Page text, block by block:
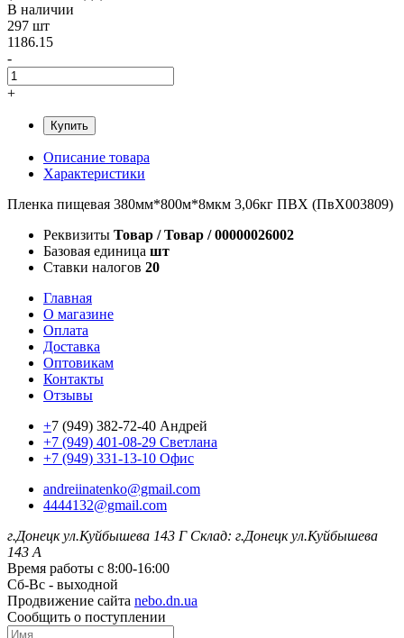
В наличии
297 шт
1186.15
-
+
Купить
Описание товара
Характеристики
Пленка пищевая 380мм*800м*8мкм 3,06кг ПВХ (ПвХ003809)
Реквизиты Товар / Товар / 00000026002
Базовая единица шт
Ставки налогов 20
Главная
О магазине
Оплата
Доставка
Оптовикам
Контакты
Отзывы
+7 (949) 382-72-40 Андрей
+7 (949) 401-08-29 Светлана
+7 (949) 331-13-10 Офис
andreiinatenko@gmail.com
4444132@gmail.com
г.Донецк ул.Куйбышева 143 Г Склад: г.Донецк ул.Куйбышева
143 А
Время работы с 8:00-16:00
Сб-Вс - выходной
Продвижение сайта nebo.dn.ua
Сообщить о поступлении